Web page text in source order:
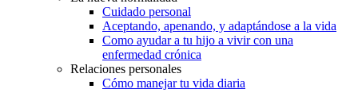
Cuidado personal
Aceptando, apenando, y adaptándose a la vida
Como ayudar a tu hijo a vivir con una
enfermedad crónica
Relaciones personales
Cómo manejar tu vida diaria